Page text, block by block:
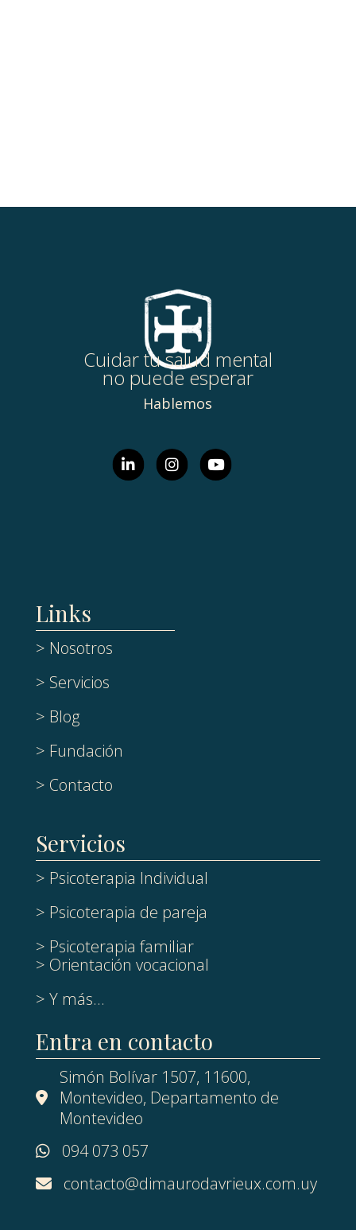
Cuidar tu salud mental
no puede esperar
Hablemos
Links
> Nosotros
> Servicios
> Blog
> Fundación
> Contacto
Servicios
> Psicoterapia Individual
> Psicoterapia de pareja
> Psicoterapia familiar
> Orientación vocacional
> Y más...
Entra en contacto
Simón Bolívar 1507, 11600,
Montevideo, Departamento de
Montevideo
094 073 057
contacto@dimaurodavrieux.com.uy